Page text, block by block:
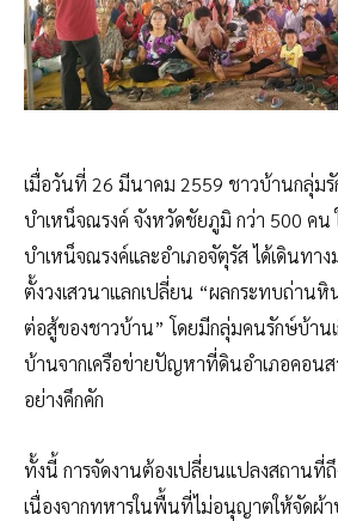
เมื่อวันที่ 26 มีนาคม 2559 ชาวบ้านกลุ่มรั
บำเหน็จณรงค์ จังหวัดชัยภูมิ กว่า 500 คน
บำเหน็จณรงค์และอำเภอจัตุรัส ได้เดินทา
ตั้งวงเสวนาแลกเปลี่ยน “ผลกระทบถ่าน
ต่อสู้ของชาวบ้าน” โดยมีกลุ่มคนรักษ์บ้านเ
บ้านจากเครือข่ายปัญหาที่ดินอำเภอคอนส
อย่างคึกคัก
ทั้งนี้ การจัดงานต้องเปลี่ยนแปลงสถานที่
เนื่องจากทหารในพื้นที่ไม่อนุญาตให้จัดผ้